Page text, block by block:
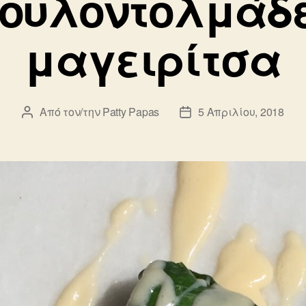
μαγειρίτσα
Συντάκτης
Από τον/τηνPatty Papas
Ημ.5 Απριλίου, 2018